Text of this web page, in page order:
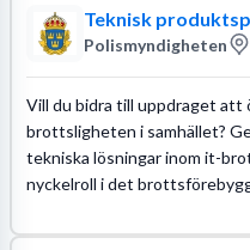
Teknisk
Polismyndigheten
Vill du bidra till uppdraget att
brottsligheten i samhället?
tekniska lösningar inom it-
nyckelroll i det